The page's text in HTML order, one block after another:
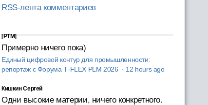
RSS-лента комментариев
[PTM]
Примерно ничего пока)
Единый цифровой контур для промышленности:
репортаж с Форума T‑FLEX PLM 2026 · 12 hours ago
Кишкин Сергей
Одни высокие материи, ничего конкретного.